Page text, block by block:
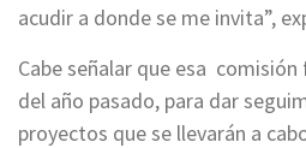
acudir a donde se me invita”,
Cabe señalar que esa
del año pasado, para dar
proyectos que se llevarán a